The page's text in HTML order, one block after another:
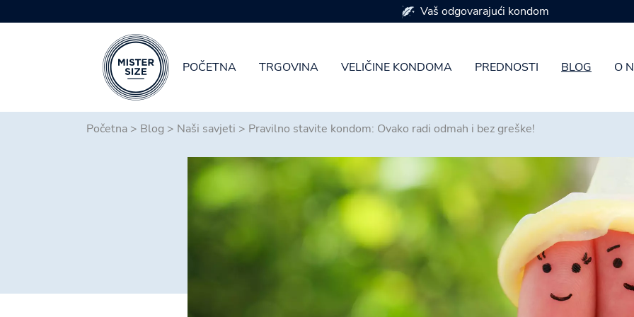
Skip to main content
POČETNA TRGOVINA VELIČINE KONDOMA PREDNOSTI BLOG O
Dostupan u 7 veličina kondoma
Početna > Blog > Naši savjeti > Pravilno stavite kondom: Ovako radi odmah i bez greške!